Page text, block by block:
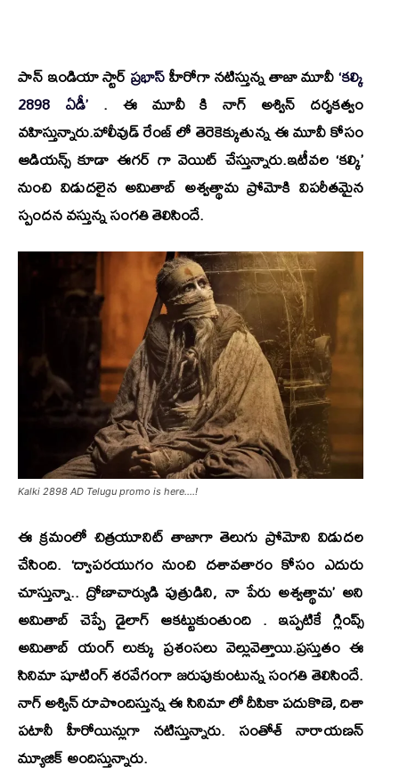
పాన్ ఇండియా స్టార్ప్రభాస్హీరోగా నటిస్తున్న తాజా మూవీ‘కల్కి
2898 ఏడీ’. ఈ మూవీ కినాగ్ అశ్విన్ దర్శకత్వం
వహిస్తున్నారు.హాలీవుడ్ రేంజ్ లో తెరెకెక్కుతున్న ఈ మూవీ కోసం
ఆడియన్స్ కూడా ఈగర్ గా వెయిట్ చేస్తున్నారు.ఇటీవల ‘కల్కి’
నుంచి విడుదలైన అమితాబ్ అశ్వత్థామ ప్రోమోకి విపరీతమైన
స్పందన వస్తున్న సంగతి తెలిసిందే.
Kalki 2898 AD Telugu promo is here….!
ఈ క్రమంలో చిత్రయూనిట్ తాజాగా తెలుగు ప్రోమోని విడుదల
చేసింది. ‘ద్వాపరయుగంనుంచి దశావతారం కోసం ఎదురు
చూస్తున్నా..ద్రోణాచార్యుడి పుత్రుడిని, నా పేరు అశ్వత్థామ’ అని
అమితాబ్ చెప్పే డైలాగ్ ఆకట్టుకుంతుంది . ఇప్పటికే గ్లింప్స్
అమితాబ్ యంగ్ లుక్కు ప్రశంసలు వెల్లువెత్తాయి.ప్ర‌స్తుతం ఈ
సినిమా షూటింగ్ శ‌ర‌వేగంగా జ‌రుపుకుంటున్న సంగతి తెలిసిందే.
నాగ్ అశ్విన్ రూపొందిస్తున్న ఈ సినిమా లో దీపికా పదుకొణె, దిశా
పటానీ హీరోయిన్లుగా నటిస్తున్నారు. సంతోశ్ నారాయణన్
మ్యూజిక్ అందిస్తున్నారు.